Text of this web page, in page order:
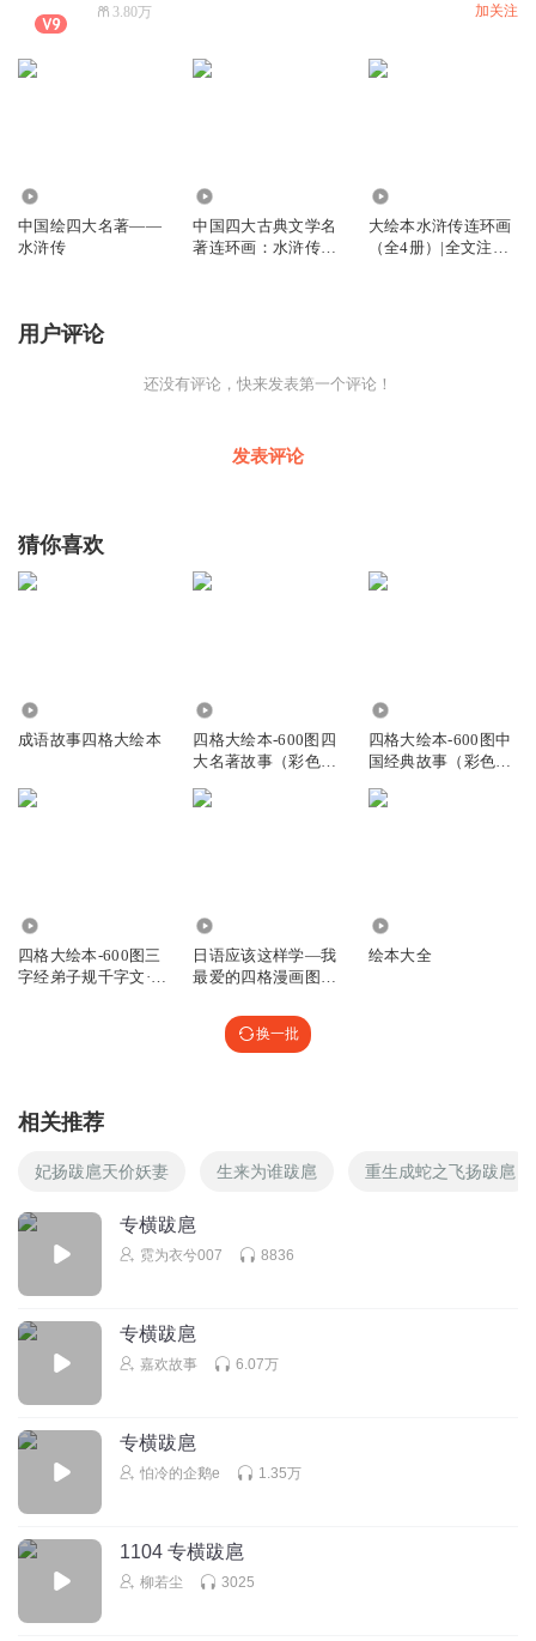
3.80万 加关注
中国绘四大名著——
水浒传
中国四大古典文学名
著连环画：水浒传连
大绘本水浒传连环画
（全4册）|全文注
用户评论
还没有评论，快来发表第一个评论！
发表评论
猜你喜欢
成语故事四格大绘本
四格大绘本-600图四
大名著故事（彩色注
四格大绘本-600图中
国经典故事（彩色注
四格大绘本-600图三
字经弟子规千字文·千
日语应该这样学—我
最爱的四格漫画图解
绘本大全
换一批
相关推荐
妃扬跋扈天价妖妻 生来为谁跋扈 重生成蛇之飞扬跋扈
专横跋扈
霓为衣兮007 8836
专横跋扈
嘉欢故事 6.07万
专横跋扈
怕冷的企鹅e 1.35万
1104 专横跋扈
柳若尘 3025